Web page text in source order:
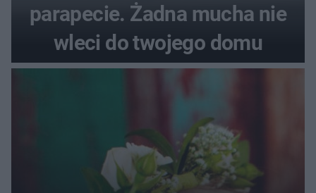
parapecie. Żadna mucha nie
wleci do twojego domu